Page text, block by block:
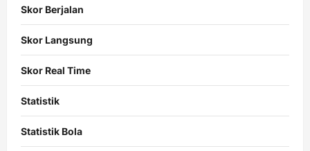
Skor Berjalan
Skor Langsung
Skor Real Time
Statistik
Statistik Bola